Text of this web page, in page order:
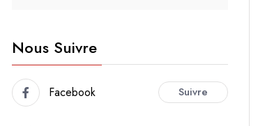
Nous Suivre
Facebook Suivre